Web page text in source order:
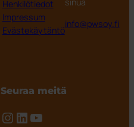
Henkilötiedot
Impressum
Evästekäytäntö
info@pwsoy.fi
Seuraa meitä
Instagram
LinkedIn
YouTube